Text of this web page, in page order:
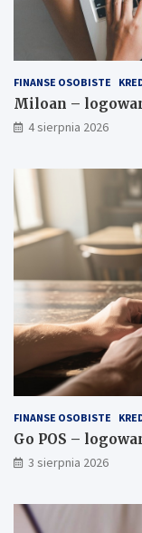
FINANSE OSOBISTE
Miloan –
4 sierpnia 2026
FINANSE OSOBISTE
Go POS –
3 sierpnia 2026